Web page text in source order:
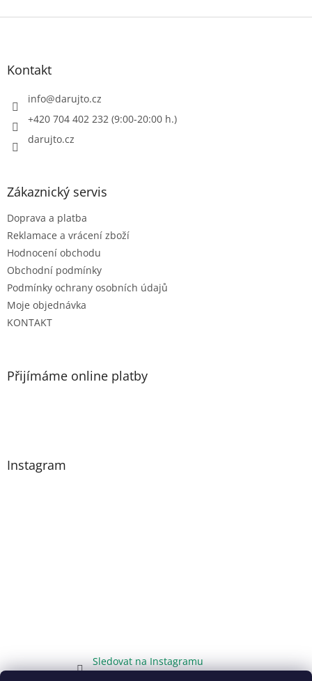
Z
Kontakt
info@darujto.cz
+420 704 402 232 (9:00-20:00 h.)
darujto.cz
Zákaznický servis
Doprava a platba
Reklamace a vrácení zboží
Hodnocení obchodu
Obchodní podmínky
Podmínky ochrany osobních údajů
Moje objednávka
KONTAKT
Přijímáme online platby
Instagram
Sledovat na Instagramu